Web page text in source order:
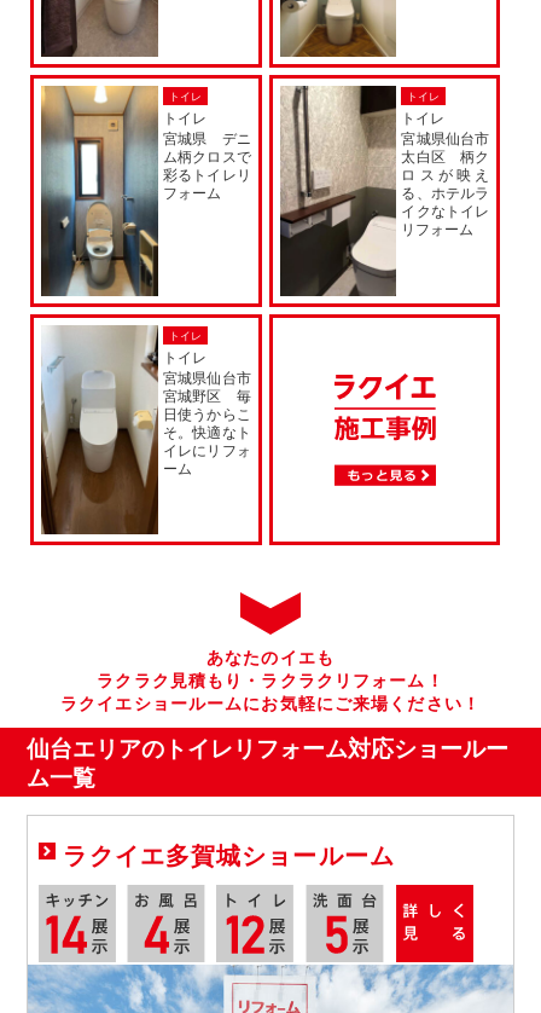
トイレ
トイレ
宮城県 デニ
ム柄クロスで
彩るトイレリ
フォーム
トイレ
トイレ
宮城県仙台市
太白区 柄ク
ロスが映え
る、ホテルラ
イクなトイレ
リフォーム
トイレ
トイレ
宮城県仙台市
宮城野区 毎
日使うからこ
そ。快適なト
イレにリフォ
ーム
あなたのイエも
ラクラク見積もり・ラクラクリフォーム！
ラクイエショールームにお気軽にご来場ください！
仙台エリアのトイレリフォーム対応ショールー
ム一覧
ラクイエ多賀城ショールーム